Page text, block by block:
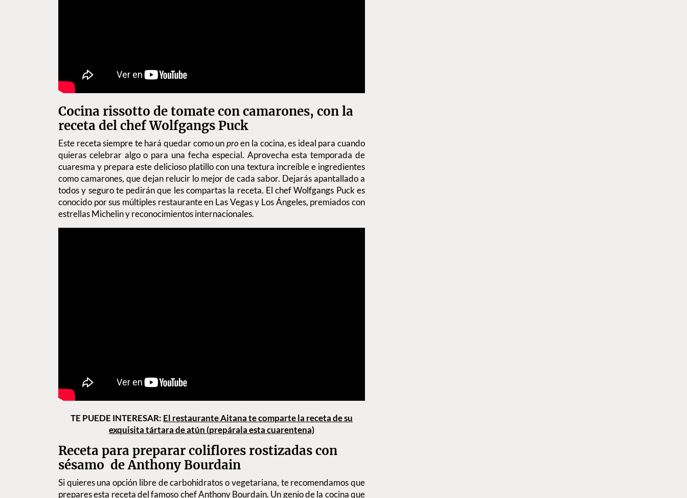
Cocina rissotto de tomate con camarones, con la
receta del chef Wolfgangs Puck
Este receta siempre te hará quedar como unproen la cocina, es ideal para cuando
quieras celebrar algo o para una fecha especial. Aprovecha esta temporada de
cuaresma y prepara este delicioso platillo con una textura increíble e ingredientes
como camarones, que dejan relucir lo mejor de cada sabor. Dejarás apantallado a
todos y seguro te pedirán que les compartas la receta. El chef Wolfgangs Puck es
conocido por sus múltiples restaurante en Las Vegas y Los Ángeles, premiados con
estrellas Michelin y reconocimientos internacionales.
TE PUEDE INTERESAR: El restaurante Aitana te comparte la receta de su
exquisita tártara de atún (prepárala esta cuarentena)
Receta para preparar coliflores rostizadas con
sésamo de Anthony Bourdain
Si quieres una opción libre de carbohidratos o vegetariana, te recomendamos que
prepares esta receta del famoso chef Anthony Bourdain. Un genio de la cocina que